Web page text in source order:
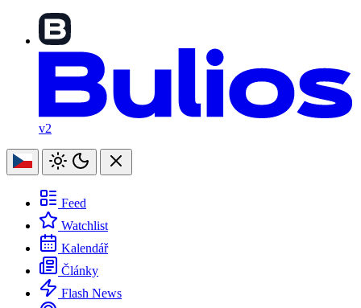
v2
Feed
Watchlist
Kalendář
Články
Flash News